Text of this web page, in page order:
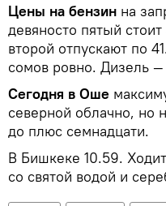
Цены на бензин на
девяносто пятый
второй отпускают по
сомов ровно. Дизель
Сегодня в Оше
северной облачно, но
до плюс семнадцати.
В Бишкеке 10.59.
со святой водой и